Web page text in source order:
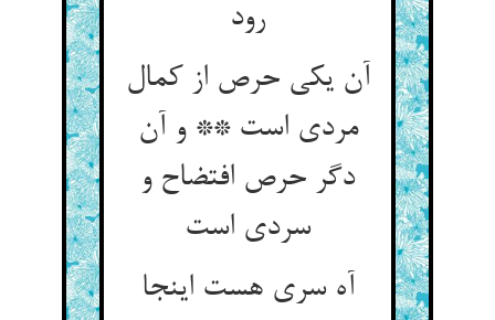
رود
آن یکی حرص از کمال
مردی است ** و آن
دگر حرص افتضاح و
سردی است
آه سری هست اینجا